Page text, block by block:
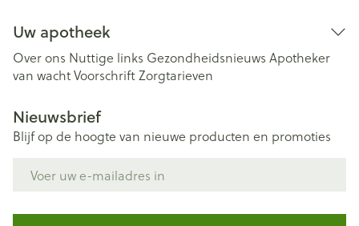
Uw apotheek
Over ons Nuttige links Gezondheidsnieuws Apotheker
van wachtVoorschriftZorgtarieven
Nieuwsbrief
Blijf op de hoogte van nieuwe producten en promoties